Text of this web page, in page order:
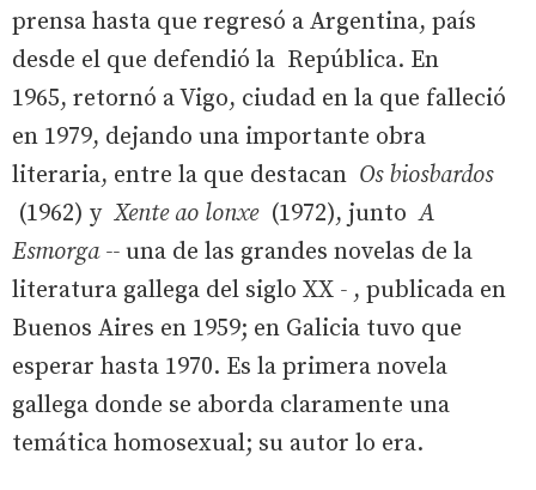
prensa hasta que regresó a Argentina, país
desde el que defendió la República. En
1965, retornó a Vigo, ciudad en la que falleció
en 1979, dejando una importante obra
literaria, entre la que destacan Os biosbardos
(1962) y Xente ao lonxe(1972), juntoA
Esmorga -- una de las grandes novelas de la
literatura gallega del siglo XX - , publicada en
Buenos Aires en 1959; en Galicia tuvo que
esperar hasta 1970. Es la primera novela
gallega donde se aborda claramente una
temática homosexual; su autor lo era.